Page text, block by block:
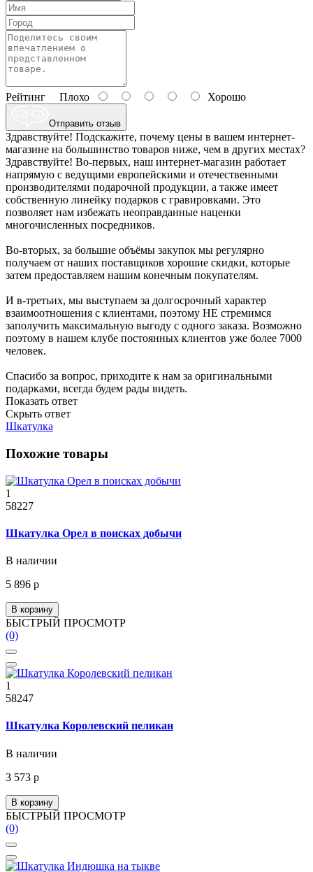
Рейтинг Плохо Хорошо
Отправить отзыв
Здравствуйте! Подскажите, почему цены в вашем интернет-
магазине на большинство товаров ниже, чем в других местах?
Здравствуйте! Во-первых, наш интернет-магазин работает
напрямую с ведущими европейскими и отечественными
производителями подарочной продукции, а также имеет
собственную линейку подарков с гравировками. Это
позволяет нам избежать неоправданные наценки
многочисленных посредников.
Во-вторых, за большие объёмы закупок мы регулярно
получаем от наших поставщиков хорошие скидки, которые
затем предоставляем нашим конечным покупателям.
И в-третьих, мы выступаем за долгосрочный характер
взаимоотношения с клиентами, поэтому НЕ стремимся
заполучить максимальную выгоду с одного заказа. Возможно
поэтому в нашем клубе постоянных клиентов уже более 7000
человек.
Спасибо за вопрос, приходите к нам за оригинальными
подарками, всегда будем рады видеть.
Показать ответ
Скрыть ответ
Шкатулка
Похожие товары
1
58227
Шкатулка Орел в поисках добычи
В наличии
5 896 р
В корзину
БЫСТРЫЙ ПРОСМОТР
(0)
1
58247
Шкатулка Королевский пеликан
В наличии
3 573 р
В корзину
БЫСТРЫЙ ПРОСМОТР
(0)